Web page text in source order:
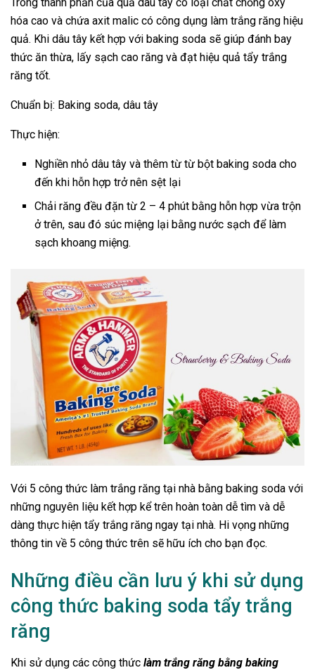
hóa cao và chứa axit malic có công dụng làm trắng răng hiệu
quả. Khi dâu tây kết hợp với baking soda sẽ giúp đánh bay
thức ăn thừa, lấy sạch cao răng và đạt hiệu quả tẩy trắng
răng tốt.
Chuẩn bị: Baking soda, dâu tây
Thực hiện:
Nghiền nhỏ dâu tây và thêm từ từ bột baking soda cho
đến khi hỗn hợp trở nên sệt lại
Chải răng đều đặn từ 2 – 4 phút bằng hỗn hợp vừa trộn
ở trên, sau đó súc miệng lại bằng nước sạch để làm
sạch khoang miệng.
Với 5 công thức làm trắng răng tại nhà bằng baking soda với
những nguyên liệu kết hợp kể trên hoàn toàn dễ tìm và dễ
dàng thực hiện tẩy trắng răng ngay tại nhà. Hi vọng những
thông tin về 5 công thức trên sẽ hữu ích cho bạn đọc.
Những điều cần lưu ý khi sử dụng
công thức baking soda tẩy trắng
răng
Khi sử dụng các công thức làm trắng răng bằng baking